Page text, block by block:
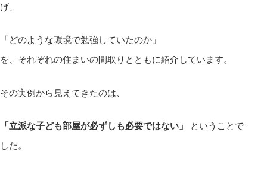
げ、
「どのような環境で勉強していたのか」
を、それぞれの住まいの間取りとともに紹介しています。
その実例から見えてきたのは、
「立派な子ども部屋が必ずしも必要ではない」
ということで
した。